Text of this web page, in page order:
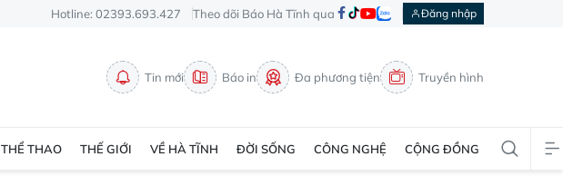
Hotline: 02393.693.427 Theo dõi Báo Hà Tĩnh qua Đăng nhập
Tin mới Báo in Đa phương tiện Truyền hình
THỂ THAO THẾ GIỚI VỀ HÀ TĨNH ĐỜI SỐNG CÔNG NGHỆ CỘNG ĐỒNG